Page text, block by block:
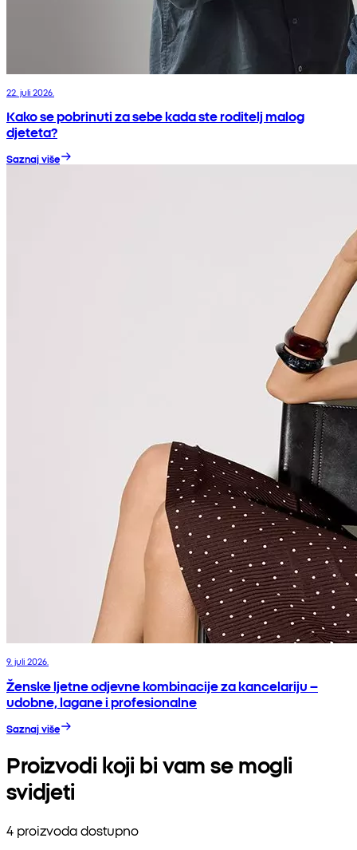
22. juli 2026.
Kako se pobrinuti za sebe kada ste roditelj malog
djeteta?
Saznaj više
9. juli 2026.
Ženske ljetne odjevne kombinacije za kancelariju –
udobne, lagane i profesionalne
Saznaj više
Proizvodi koji bi vam se mogli
svidjeti
4 proizvoda dostupno